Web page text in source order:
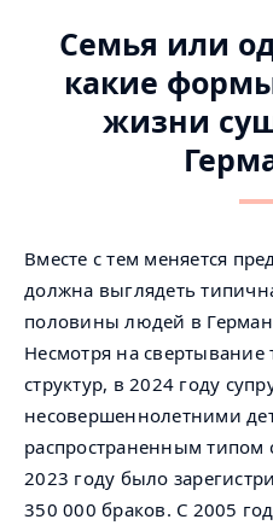
Семья или
какие
жизни
Вместе с тем меняется
должна выглядеть
половины людей в
Несмотря на
структур, в 2024 году
несовершеннолетними
распространенным типом
2023 году было
350 000 браков. С 2005